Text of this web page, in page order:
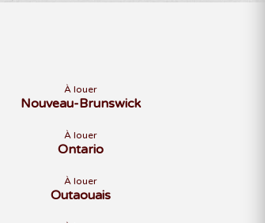
À louer
Nouveau-Brunswick
À louer
Ontario
À louer
Outaouais